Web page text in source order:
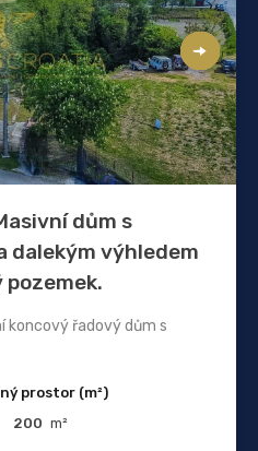
dům s
dalekým výhledem
pozemek.
koncový řadový dům s
prostor (m²)
200 m²